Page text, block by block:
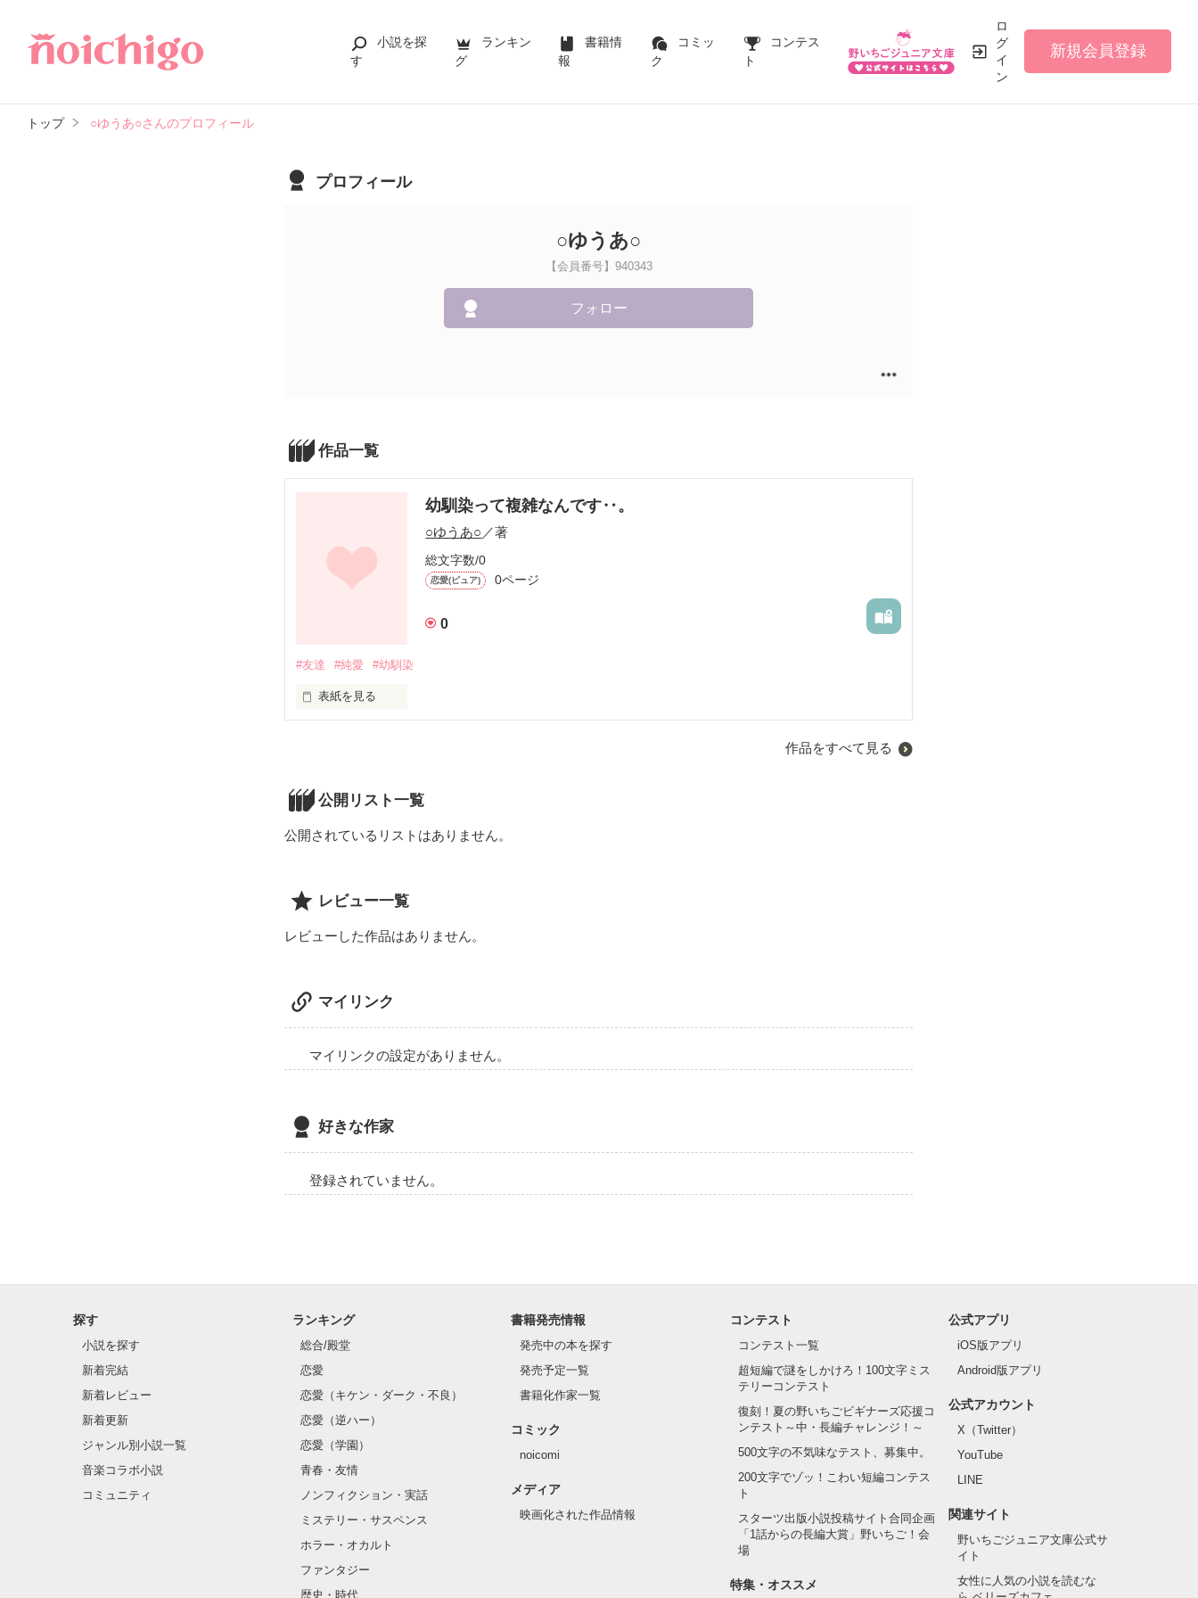
小説を探
す
ランキン
グ
書籍情
報
コミッ
ク
コンテス
ト
ロ
グ
イ
ン
新規会員登録
トップ ○ゆうあ○さんのプロフィール
プロフィール
○ゆうあ○
【会員番号】940343
フォロー
作品一覧
幼馴染って複雑なんです‥。
○ゆうあ○／著
総文字数/0
恋愛(ピュア) 0ページ
0
#友達 #純愛 #幼馴染
表紙を見る
作品をすべて見る
公開リスト一覧
公開されているリストはありません。
レビュー一覧
レビューした作品はありません。
マイリンク
マイリンクの設定がありません。
好きな作家
登録されていません。
探す
小説を探す
新着完結
新着レビュー
新着更新
ジャンル別小説一覧
音楽コラボ小説
コミュニティ
ランキング
総合/殿堂
恋愛
恋愛（キケン・ダーク・不良）
恋愛（逆ハー）
恋愛（学園）
青春・友情
ノンフィクション・実話
ミステリー・サスペンス
ホラー・オカルト
ファンタジー
歴史・時代
書籍発売情報
発売中の本を探す
発売予定一覧
書籍化作家一覧
コミック
noicomi
メディア
映画化された作品情報
コンテスト
コンテスト一覧
超短編で謎をしかけろ！100文字ミス
テリーコンテスト
復刻！夏の野いちごビギナーズ応援コ
ンテスト～中・長編チャレンジ！～
500文字の不気味なテスト、募集中。
200文字でゾッ！こわい短編コンテス
ト
スターツ出版小説投稿サイト合同企画
「1話からの長編大賞」野いちご！会
場
特集・オススメ
公式アプリ
iOS版アプリ
Android版アプリ
公式アカウント
X（Twitter）
YouTube
LINE
関連サイト
野いちごジュニア文庫公式サ
イト
女性に人気の小説を読むな